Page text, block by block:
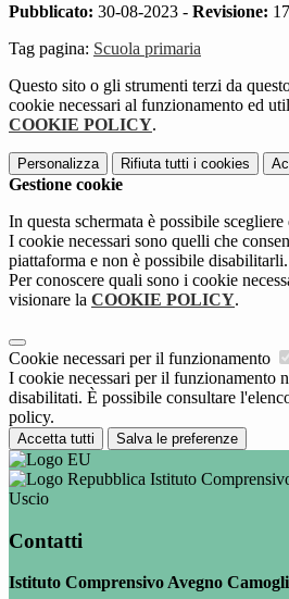
Pubblicato: 30-08-2023 - Revisione:
Tag pagina: Scuola primaria
Questo sito o gli strumenti terzi da
cookie necessari al funzionamento ed
COOKIE POLICY.
Personalizza Rifiuta tutti i cookies
Gestione cookie
In questa schermata è possibile
I cookie necessari sono quelli che
piattaforma e non è possibile disabilitarli.
Per conoscere quali sono i cookie
visionare la COOKIE POLICY.
Cookie necessari per il funzionamento
I cookie necessari per il funzionamento
disabilitati. È possibile consultare
policy.
Accetta tutti Salva le preferenze
Istituto
Uscio
Contatti
Istituto Comprensivo Avegno